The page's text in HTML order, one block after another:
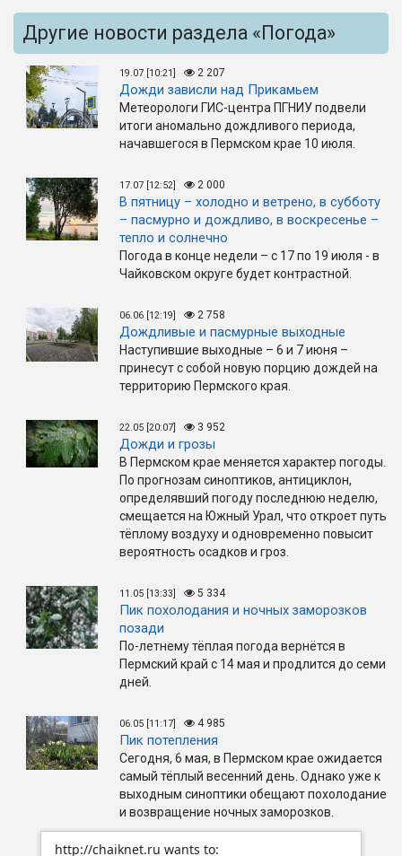
http://chaiknet.ru wants to:
Другие новости раздела «Погода»
19.07 [10:21] 2 207
Дожди зависли над Прикамьем
Метеорологи ГИС-центра ПГНИУ подвели
итоги аномально дождливого периода,
начавшегося в Пермском крае 10 июля.
17.07 [12:52] 2 000
В пятницу – холодно и ветрено, в субботу
– пасмурно и дождливо, в воскресенье –
тепло и солнечно
Погода в конце недели – с 17 по 19 июля - в
Чайковском округе будет контрастной.
06.06 [12:19] 2 758
Дождливые и пасмурные выходные
Наступившие выходные – 6 и 7 июня –
принесут с собой новую порцию дождей на
территорию Пермского края.
22.05 [20:07] 3 952
Дожди и грозы
В Пермском крае меняется характер погоды.
По прогнозам синоптиков, антициклон,
определявший погоду последнюю неделю,
смещается на Южный Урал, что откроет путь
тёплому воздуху и одновременно повысит
вероятность осадков и гроз.
11.05 [13:33] 5 334
Пик похолодания и ночных заморозков
позади
По-летнему тёплая погода вернётся в
Пермский край с 14 мая и продлится до семи
дней.
06.05 [11:17] 4 985
Пик потепления
Сегодня, 6 мая, в Пермском крае ожидается
самый тёплый весенний день. Однако уже к
выходным синоптики обещают похолодание
и возвращение ночных заморозков.